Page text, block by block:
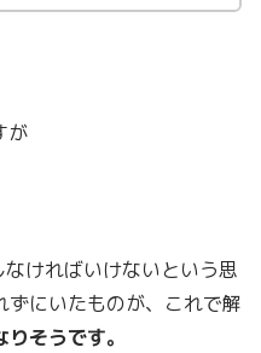
が
なければいけないという思
ずにいたものが、これで解
そうです。